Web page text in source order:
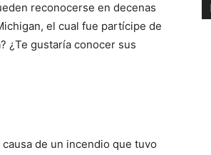
reconocerse en decenas
el cual fue partícipe de
¿Te gustaría conocer sus
causa de un incendio que tuvo